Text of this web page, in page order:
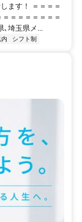
ます！ ＝＝＝＝
＝＝＝＝＝＝＝
埼玉県メ...
シフト制